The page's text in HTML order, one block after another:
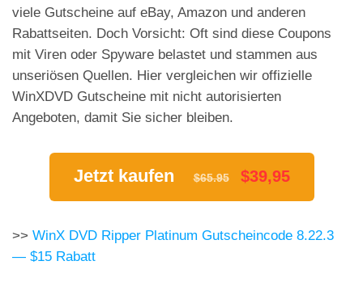
viele Gutscheine auf eBay, Amazon und anderen
Rabattseiten. Doch Vorsicht: Oft sind diese Coupons
mit Viren oder Spyware belastet und stammen aus
unseriösen Quellen. Hier vergleichen wir offizielle
WinXDVD Gutscheine mit nicht autorisierten
Angeboten, damit Sie sicher bleiben.
Jetzt kaufen $65.95 $39,95
>> WinX DVD Ripper Platinum Gutscheincode 8.22.3
— $15 Rabatt